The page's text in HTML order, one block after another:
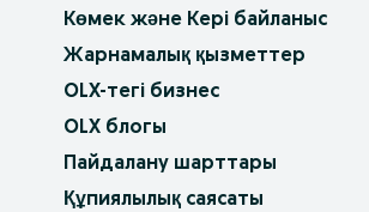
Көмек және Кері байланыс
Жарнамалық қызметтер
OLX-тегі бизнес
OLX блогы
Пайдалану шарттары
Құпиялылық саясаты